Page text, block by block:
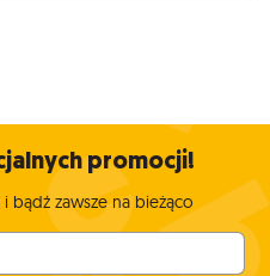
promocji!
bądź zawsze na bieżąco